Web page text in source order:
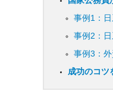
事例1：
事例2：
事例3：
成功のコツ